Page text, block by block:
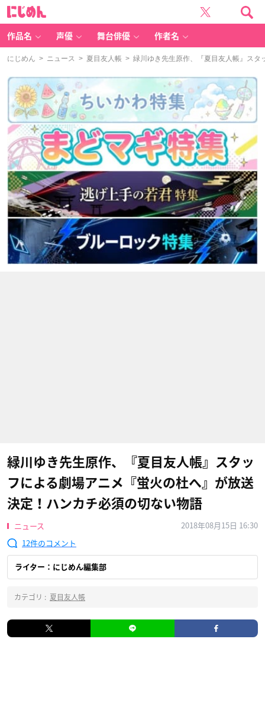
作品名 声優 舞台俳優 作者名
にじめん > ニュース > 夏目友人帳 > 緑川ゆき先生原作、『夏目友人帳』スタ
緑川ゆき先生原作、『夏目友人帳』スタッ
フによる劇場アニメ『蛍火の杜へ』が放送
決定！ハンカチ必須の切ない物語
ニュース
2018年08月15日 16:30
12
ライター：にじめん編集部
カテゴリ : 夏目友人帳